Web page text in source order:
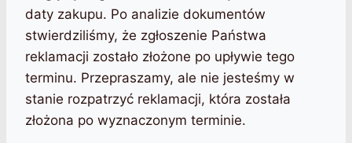
daty zakupu. Po analizie dokumentów
stwierdziliśmy, że zgłoszenie Państwa
reklamacji zostało złożone po upływie tego
terminu. Przepraszamy, ale nie jesteśmy w
stanie rozpatrzyć reklamacji, która została
złożona po wyznaczonym terminie.